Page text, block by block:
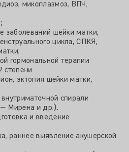
микоплазмоз, ВПЧ,
заболеваний шейки матки;
цикла, СПКЯ,
гормональной терапии
степени
эктопия шейки матки,
спирали
Мирена и др.).
и введение
раннее выявление акушерской